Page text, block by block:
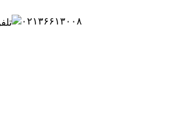
۰۲۱۳۶۶۱۳۰۰۸